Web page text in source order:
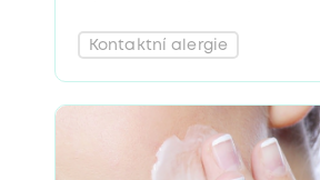
Kontaktní alergie